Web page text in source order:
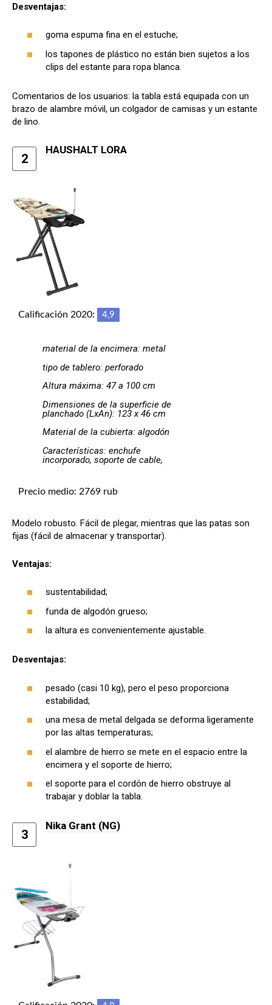
Desventajas:
goma espuma fina en el estuche;
los tapones de plástico no están bien sujetos a los
clips del estante para ropa blanca.
Comentarios de los usuarios: la tabla está equipada con un
brazo de alambre móvil, un colgador de camisas y un estante
de lino.
2
HAUSHALT LORA
Calificación 2020: 4,9
material de la encimera: metal
tipo de tablero: perforado
Altura máxima: 47 a 100 cm
Dimensiones de la superficie de
planchado (LxAn): 123 x 46 cm
Material de la cubierta: algodón
Características: enchufe
incorporado, soporte de cable,
Precio medio: 2769 rub
Modelo robusto. Fácil de plegar, mientras que las patas son
fijas (fácil de almacenar y transportar).
Ventajas:
sustentabilidad;
funda de algodón grueso;
la altura es convenientemente ajustable.
Desventajas:
pesado (casi 10 kg), pero el peso proporciona
estabilidad;
una mesa de metal delgada se deforma ligeramente
por las altas temperaturas;
el alambre de hierro se mete en el espacio entre la
encimera y el soporte de hierro;
el soporte para el cordón de hierro obstruye al
trabajar y doblar la tabla.
3
Nika Grant (NG)